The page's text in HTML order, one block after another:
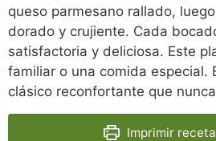
queso parmesano rallado,
dorado y crujiente. Cada
satisfactoria y deliciosa. Este
familiar o una comida especial.
clásico reconfortante que
Imprimir receta